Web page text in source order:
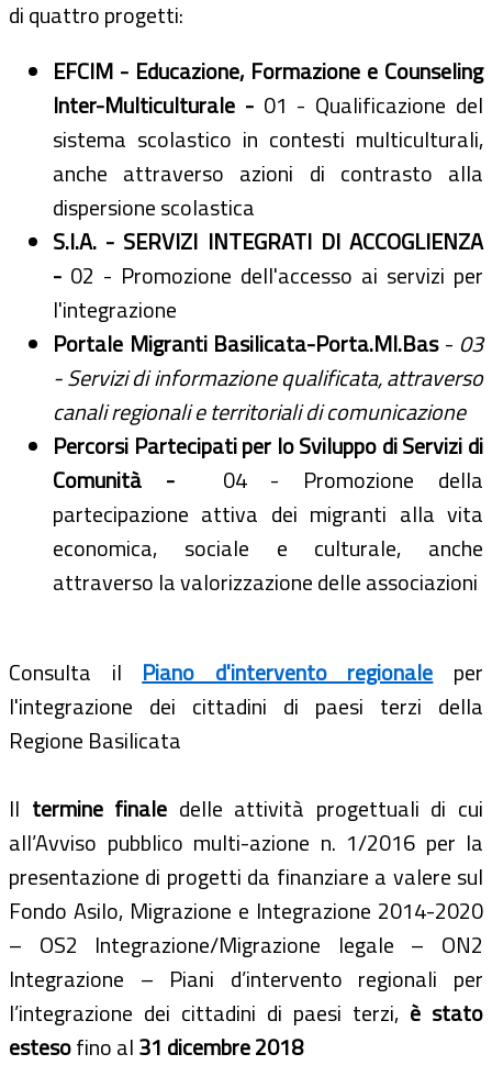
di quattro progetti:
EFCIM - Educazione, Formazione e Counseling
Inter-Multiculturale - 01 - Qualificazione del
sistema scolastico in contesti multiculturali,
anche attraverso azioni di contrasto alla
dispersione scolastica
S.I.A. - SERVIZI INTEGRATI DI ACCOGLIENZA
- 02 - Promozione dell'accesso ai servizi per
l'integrazione
Portale Migranti Basilicata-Porta.MI.Bas- 03
- Servizi di informazione qualificata, attraverso
canali regionali e territoriali di comunicazione
Percorsi Partecipati per lo Sviluppo di Servizi di
Comunità - 04 - Promozione della
partecipazione attiva dei migranti alla vita
economica, sociale e culturale, anche
attraverso la valorizzazione delle associazioni
Consulta il Piano d'intervento regionale
per
l'integrazione dei cittadini di paesi terzi della
Regione Basilicata
Il termine finale delle attività progettuali di cui
all’Avviso pubblico multi-azione n. 1/2016 per la
presentazione di progetti da finanziare a valere sul
Fondo Asilo, Migrazione e Integrazione 2014-2020
– OS2 Integrazione/Migrazione legale – ON2
Integrazione – Piani d’intervento regionali per
l’integrazione dei cittadini di paesi terzi, è stato
estesofino al31 dicembre 2018